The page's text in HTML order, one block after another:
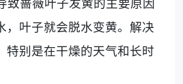
，叶子就会脱水变黄。解决
特别是在干燥的天气和长时